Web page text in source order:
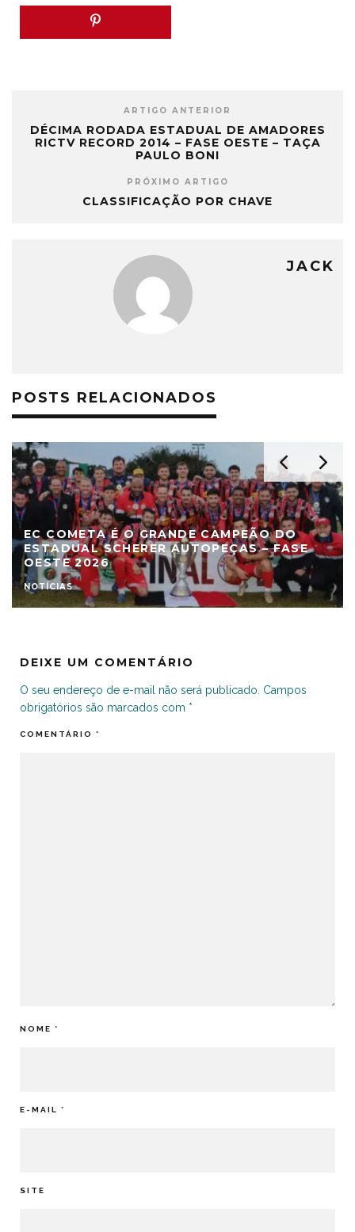
ARTIGO ANTERIOR
DÉCIMA RODADA ESTADUAL DE AMADORES
RICTV RECORD 2014 – FASE OESTE – TAÇA
PAULO BONI
PRÓXIMO ARTIGO
CLASSIFICAÇÃO POR CHAVE
JACK
POSTS RELACIONADOS
EC COMETA É O GRANDE CAMPEÃO DO
ESTADUAL SCHERER AUTOPEÇAS – FASE
OESTE 2026
NOTÍCIAS
DEIXE UM COMENTÁRIO
O seu endereço de e-mail não será publicado. Campos
obrigatórios são marcados com *
COMENTÁRIO *
NOME *
E-MAIL *
SITE